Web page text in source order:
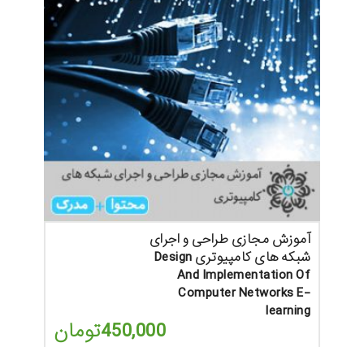
آموزش مجازی طراحی و اجرای
شبکه های کامپیوتری Design
And Implementation Of
Computer Networks E-
learning
450,000تومان